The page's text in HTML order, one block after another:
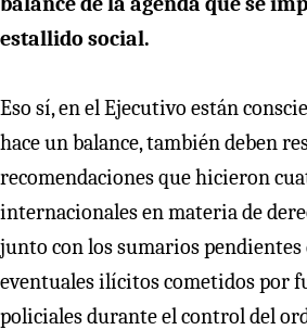
estallido social.
Eso sí, en el Ejecutivo están
hace un balance, también deben
recomendaciones que hicieron
internacionales en materia de
junto con los sumarios pendientes
eventuales ilícitos cometidos por
policiales durante el control del